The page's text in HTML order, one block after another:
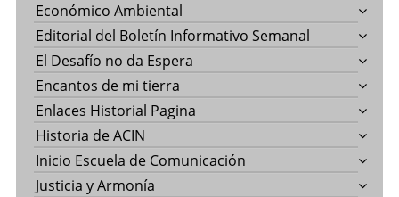
Económico Ambiental
Editorial del Boletín Informativo Semanal
El Desafío no da Espera
Encantos de mi tierra
Enlaces Historial Pagina
Historia de ACIN
Inicio Escuela de Comunicación
Justicia y Armonía